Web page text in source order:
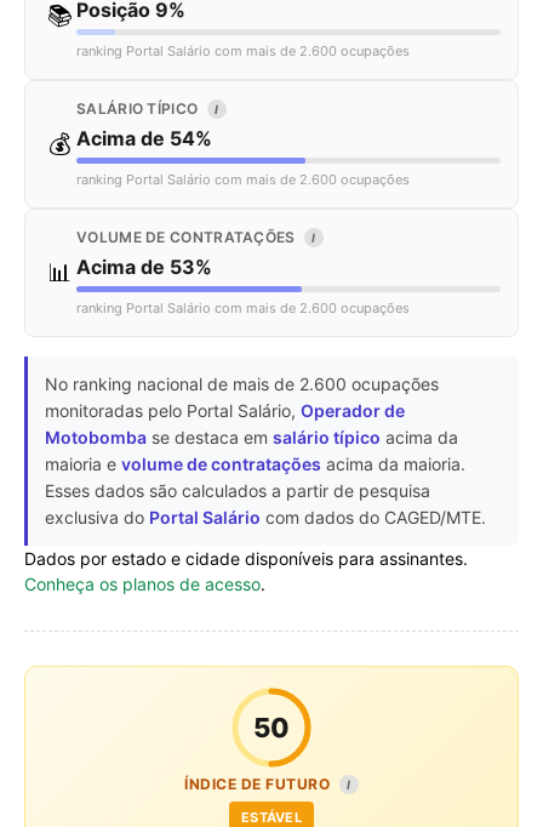
📚 Posição 9%
ranking Portal Salário com mais de 2.600 ocupações
💰
SALÁRIO TÍPICO I
Acima de 54%
ranking Portal Salário com mais de 2.600 ocupações
📊
VOLUME DE CONTRATAÇÕES I
Acima de 53%
ranking Portal Salário com mais de 2.600 ocupações
No ranking nacional de mais de 2.600 ocupações
monitoradas pelo Portal Salário, Operador de
Motobomba se destaca em salário típico acima da
maioria e volume de contratações acima da maioria.
Esses dados são calculados a partir de pesquisa
exclusiva do Portal Salário com dados do CAGED/MTE.
Dados por estado e cidade disponíveis para assinantes.
Conheça os planos de acesso.
50
ÍNDICE DE FUTURO I
ESTÁVEL